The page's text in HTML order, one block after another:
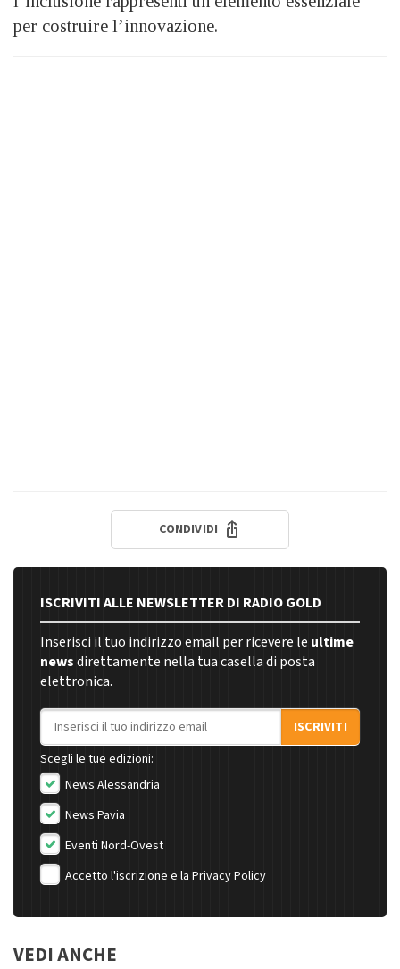
per costruire l’innovazione.
CONDIVIDI
ISCRIVITI ALLE NEWSLETTER DI RADIO GOLD
Inserisci il tuo indirizzo email per ricevere le ultime
newsdirettamente nella tua casella di posta
elettronica.
Indirizzo email
ISCRIVITI
Scegli le tue edizioni:
News Alessandria
News Pavia
Eventi Nord-Ovest
Accetto l'iscrizione e la Privacy Policy
VEDI ANCHE